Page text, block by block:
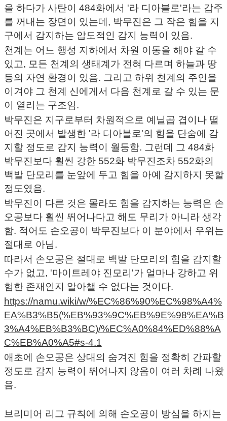
을 하다가 사탄이 484화에서 '라 디아블로'라는 갑주
를 꺼내는 장면이 있는데, 박무진은 그 작은 힘을 지
구에서 감지하는 압도적인 감지 능력이 있음.
천계는 어느 행성 지하에서 차원 이동을 해야 갈 수
있고, 모든 천계의 생태계가 전혀 다르며 하늘과 땅
등의 자연 환경이 있음. 그리고 하위 천계의 주인을
이겨야 그 천계 신에게서 다음 천계로 갈 수 있는 문
이 열리는 구조임.
박무진은 지구로부터 차원적으로 예닐곱 겹이나 떨
어진 곳에서 발생한 '라 디아블로'의 힘을 단숨에 감
지할 정도로 감지 능력이 월등함. 그런데 그 484화
박무진보다 훨씬 강한 552화 박무진조차 552화의
백발 단모리를 눈앞에 두고 힘을 아예 감지하지 못할
정도였음.
박무진이 다른 것은 몰라도 힘을 감지하는 능력은 손
오공보다 훨씬 뛰어나다고 해도 무리가 아니라 생각
함. 적어도 손오공이 박무진보다 이 분야에서 우위는
절대로 아님.
따라서 손오공은 절대로 백발 단모리의 힘을 감지할
수가 없고, '마이트레야 진모리'가 얼마나 강하고 위
험한 존재인지 알아챌 수 없다는 것이다.
https://namu.wiki/w/%EC%86%90%EC%98%A4%
EA%B3%B5(%EB%93%9C%EB%9E%98%EA%B
3%A4%EB%B3%BC)/%EC%A0%84%ED%88%A
C%EB%A0%A5#s-4.1
애초에 손오공은 상대의 숨겨진 힘을 정확히 간파할
정도로 감지 능력이 뛰어나지 않음이 여러 차례 나왔
음.
브리미어 리그 규칙에 의해 손오공이 방심을 하지는